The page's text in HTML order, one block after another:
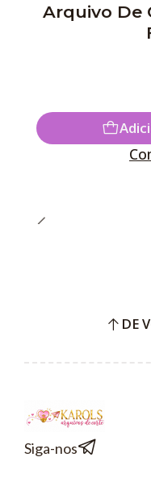
Arquivo De
DE
Siga-nos